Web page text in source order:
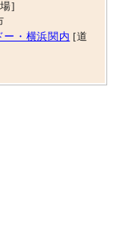
]
ー・横浜関内 [道